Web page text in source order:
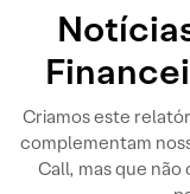
Criamos este
complementam
Call, mas que